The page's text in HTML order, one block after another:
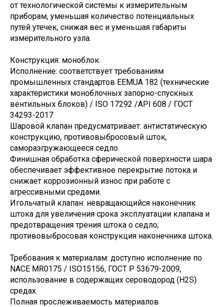
от технологической системы к измерительным
приборам, уменьшая количество потенциальных
путей утечек, снижая вес и уменьшая габариты
измерительного узла.
Конструкция: моноблок.
Исполнение: соответствует требованиям
промышленных стандартов EEMUA 182 (технические
характеристики моноблочных запорно-спускных
вентильных блоков) / ISO 17292 /API 608 / ГОСТ
34293-2017.
Шаровой клапан предусматривает: антистатическую
конструкцию, противовыбросовый шток,
саморазгружающееся седло.
Финишная обработка сферической поверхности шара
обеспечивает эффективное перекрытие потока и
снижает коррозионный износ при работе с
агрессивными средами.
Игольчатый клапан: невращающийся наконечник
штока для увеличения срока эксплуатации клапана и
предотвращения трения штока о седло;
противовыбросовая конструкция наконечника штока.
Требования к материалам: доступно исполнение по
NACE MR0175 / ISO15156, ГОСТ Р 53679-2009,
использование в содержащих сероводород (H2S)
средах.
Полная прослеживаемость материалов